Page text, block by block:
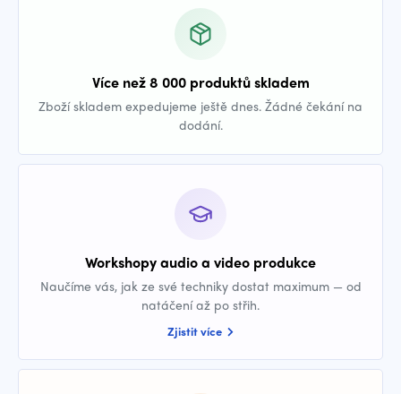
Více než 8 000 produktů skladem
Zboží skladem expedujeme ještě dnes. Žádné čekání na
dodání.
Workshopy audio a video produkce
Naučíme vás, jak ze své techniky dostat maximum — od
natáčení až po střih.
Zjistit více